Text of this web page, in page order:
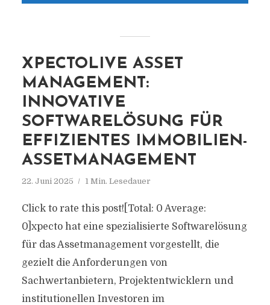
XPECTOLIVE ASSET
MANAGEMENT:
INNOVATIVE
SOFTWARELÖSUNG FÜR
EFFIZIENTES IMMOBILIEN-
ASSETMANAGEMENT
22. Juni 2025 1 Min. Lesedauer
Click to rate this post![Total: 0 Average:
0]xpecto hat eine spezialisierte Softwarelösung
für das Assetmanagement vorgestellt, die
gezielt die Anforderungen von
Sachwertanbietern, Projektentwicklern und
institutionellen Investoren im